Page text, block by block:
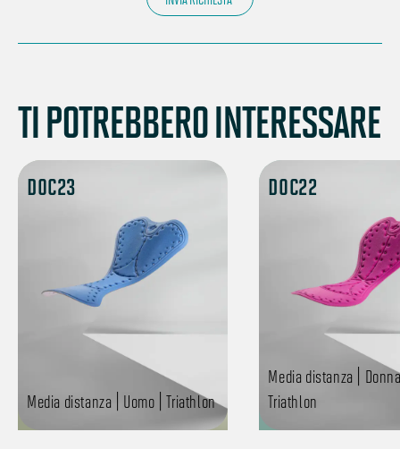
TI POTREBBERO INTERESSARE
DOC23
Media distanza | Uomo | Triathlon
DOC22
Media distanza |
Triathlon